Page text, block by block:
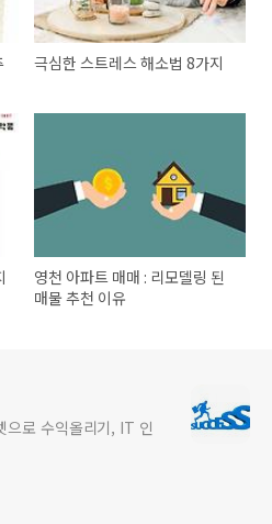
극심한 스트레스 해소법 8가지
영천 아파트 매매 : 리모델링 된
매물 추천 이유
으로 수익올리기, IT 인